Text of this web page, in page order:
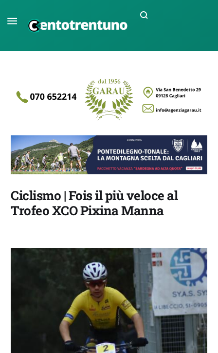
Ciclismo | Fois il più veloce al
Trofeo XCO Pixina Manna